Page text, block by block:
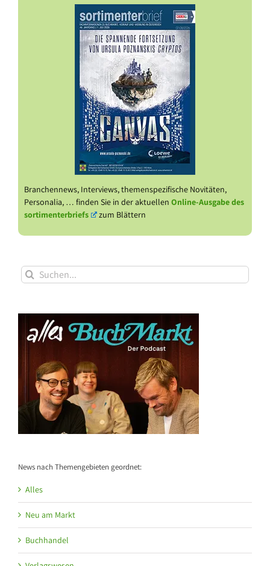
Branchennews, Interviews, themenspezifische Novitäten,
Personalia, … finden Sie in der aktuellen Online-Ausgabe des
sortimenterbriefs
zum Blättern
Suche
nach:
News nach Themengebieten geordnet:
Alles
Neu am Markt
Buchhandel